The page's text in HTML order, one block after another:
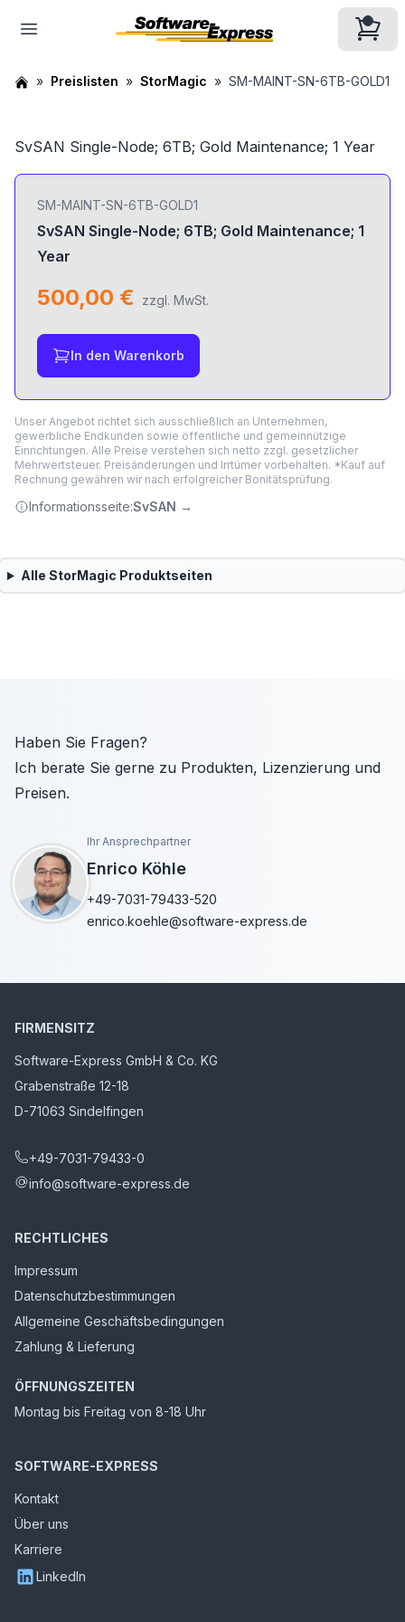
Preislisten StorMagic SM-MAINT-SN-6TB-GOLD1
SvSAN Single-Node; 6TB; Gold Maintenance; 1 Year
SM-MAINT-SN-6TB-GOLD1
SvSAN Single-Node; 6TB; Gold Maintenance; 1
Year
500,00 € zzgl. MwSt.
In den Warenkorb
Unser Angebot richtet sich ausschließlich an Unternehmen,
gewerbliche Endkunden sowie öffentliche und gemeinnützige
Einrichtungen. Alle Preise verstehen sich netto zzgl. gesetzlicher
Mehrwertsteuer. Preisänderungen und Irrtümer vorbehalten. *Kauf auf
Rechnung gewähren wir nach erfolgreicher Bonitätsprüfung.
Informationsseite:SvSAN →
Alle StorMagic Produktseiten
Haben Sie Fragen?
Ich berate Sie gerne zu Produkten, Lizenzierung und
Preisen.
Ihr Ansprechpartner
Enrico Köhle
+49-7031-79433-520
enrico.koehle@software-express.de
FIRMENSITZ
Software-Express GmbH & Co. KG
Grabenstraße 12-18
D-71063 Sindelfingen
+49-7031-79433-0
info@software-express.de
RECHTLICHES
Impressum
Datenschutzbestimmungen
Allgemeine Geschäftsbedingungen
Zahlung & Lieferung
ÖFFNUNGSZEITEN
Montag bis Freitag von 8-18 Uhr
SOFTWARE-EXPRESS
Kontakt
Über uns
Karriere
LinkedIn